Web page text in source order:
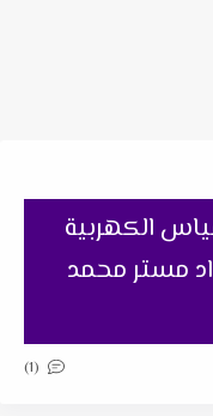
الكهربية
مستر محمد
(1)